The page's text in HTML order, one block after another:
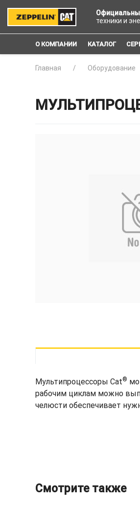
техники и
О КОМПАНИИ КАТАЛОГ
Главная Оборудование
Мультипроцессоры Cat®
рабочим циклам можно
челюсти обеспечивает
Смотрите также